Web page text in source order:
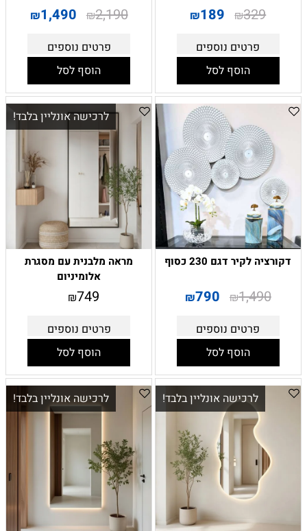
₪329
₪189
פרטים נוספים
הוסף לסל
₪2,190
₪1,490
פרטים נוספים
הוסף לסל
דקורציה לקיר דגם 230 כסוף
₪1,490
₪790
פרטים נוספים
הוסף לסל
לרכישה אונליין בלבד!
מראה מלבנית עם מסגרת
אלומיניום
₪749
פרטים נוספים
הוסף לסל
לרכישה אונליין בלבד! לרכישה אונליין בלבד!